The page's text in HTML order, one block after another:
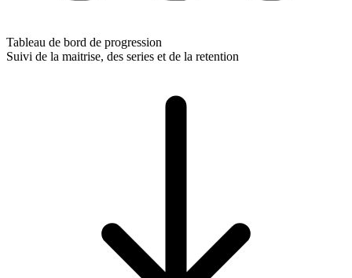
Tableau de bord de progression
Suivi de la maitrise, des series et de la retention